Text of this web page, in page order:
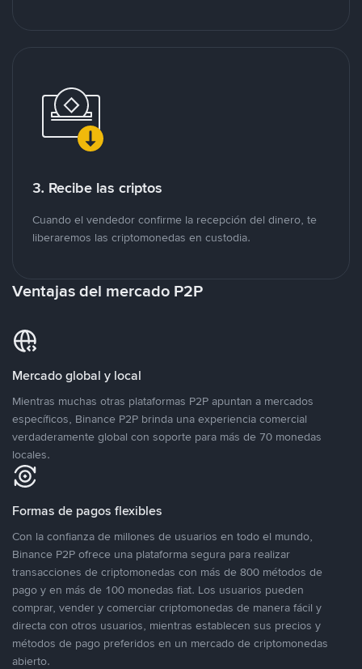
3. Recibe las criptos
Cuando el vendedor confirme la recepción del dinero, te
liberaremos las criptomonedas en custodia.
Ventajas del mercado P2P
Mercado global y local
Mientras muchas otras plataformas P2P apuntan a mercados
específicos, Binance P2P brinda una experiencia comercial
verdaderamente global con soporte para más de 70 monedas
locales.
Formas de pagos flexibles
Con la confianza de millones de usuarios en todo el mundo,
Binance P2P ofrece una plataforma segura para realizar
transacciones de criptomonedas con más de 800 métodos de
pago y en más de 100 monedas fiat. Los usuarios pueden
comprar, vender y comerciar criptomonedas de manera fácil y
directa con otros usuarios, mientras establecen sus precios y
métodos de pago preferidos en un mercado de criptomonedas
abierto.